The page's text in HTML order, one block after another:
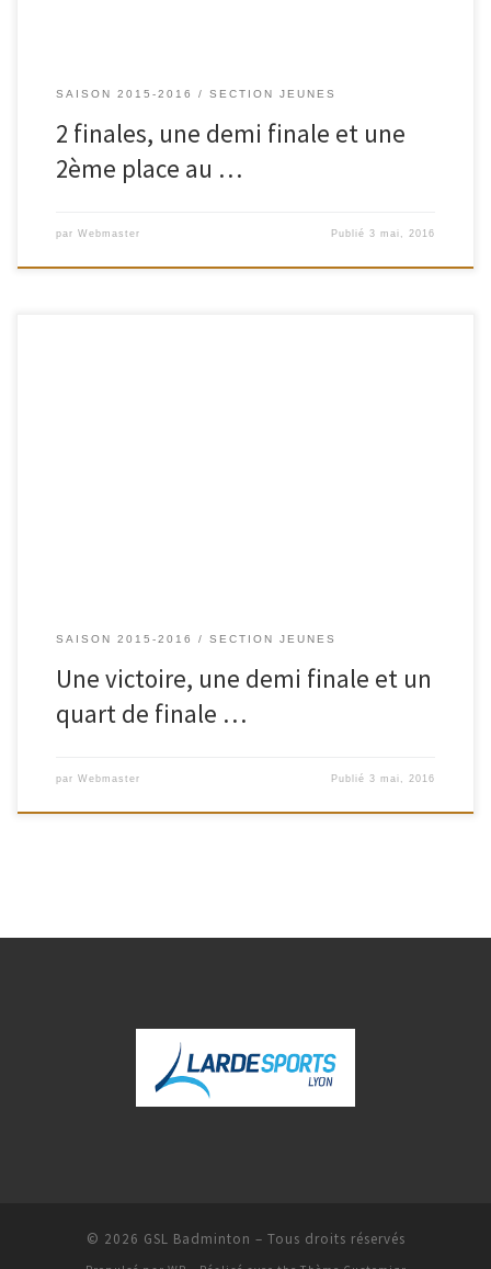
SAISON 2015-2016 SECTION JEUNES
2 finales, une demi finale et une
2ème place au …
par Webmaster Publié3 mai, 2016
SAISON 2015-2016 SECTION JEUNES
Une victoire, une demi finale et un
quart de finale …
par Webmaster Publié3 mai, 2016
© 2026 GSL Badminton – Tous droits réservés